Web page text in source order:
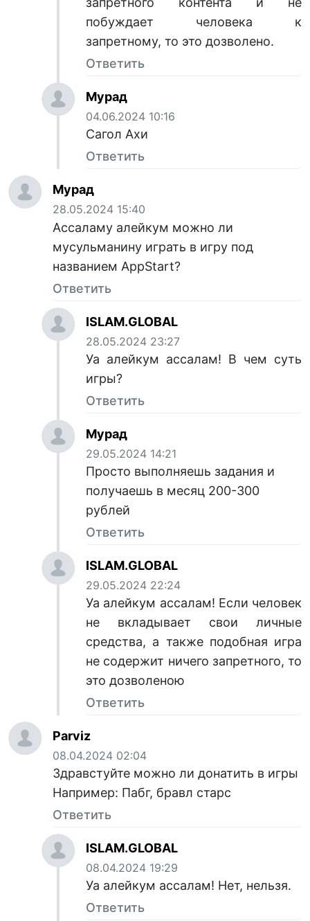
побуждает человека к
запретному, то это дозволено.
Ответить
Мурад
04.06.2024 10:16
Сагол Ахи
Ответить
Мурад
28.05.2024 15:40
Ассаламу алейкум можно ли
мусульманину играть в игру под
названием AppStart?
Ответить
ISLAM.GLOBAL
28.05.2024 23:27
Уа алейкум ассалам! В чем суть
игры?
Ответить
Мурад
29.05.2024 14:21
Просто выполняешь задания и
получаешь в месяц 200-300
рублей
Ответить
ISLAM.GLOBAL
29.05.2024 22:24
Уа алейкум ассалам! Если человек
не вкладывает свои личные
средства, а также подобная игра
не содержит ничего запретного, то
это дозволеною
Ответить
Parviz
08.04.2024 02:04
Здравстуйте можно ли донатить в игры
Например: Пабг, бравл старс
Ответить
ISLAM.GLOBAL
08.04.2024 19:29
Уа алейкум ассалам! Нет, нельзя.
Ответить